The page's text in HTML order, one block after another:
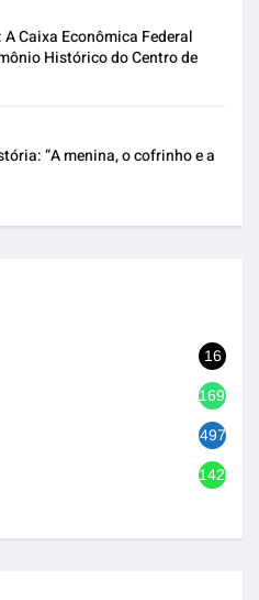
Caixa Econômica Federal
Histórico do Centro de
“A menina, o cofrinho e a
16
1692
497
1420